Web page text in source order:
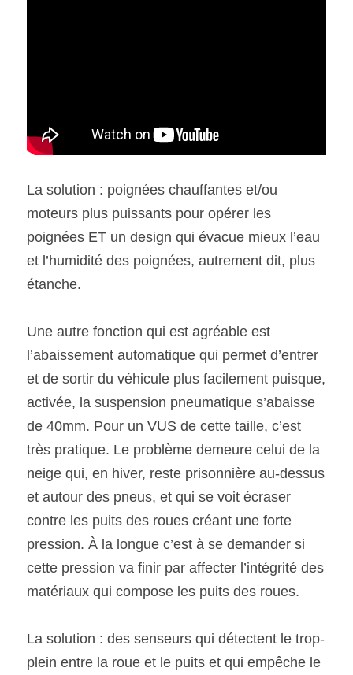
La solution : poignées chauffantes et/ou
moteurs plus puissants pour opérer les
poignées ET un design qui évacue mieux l’eau
et l’humidité des poignées, autrement dit, plus
étanche.
Une autre fonction qui est agréable est
l’abaissement automatique qui permet d’entrer
et de sortir du véhicule plus facilement puisque,
activée, la suspension pneumatique s’abaisse
de 40mm. Pour un VUS de cette taille, c’est
très pratique. Le problème demeure celui de la
neige qui, en hiver, reste prisonnière au-dessus
et autour des pneus, et qui se voit écraser
contre les puits des roues créant une forte
pression. À la longue c’est à se demander si
cette pression va finir par affecter l’intégrité des
matériaux qui compose les puits des roues.
La solution : des senseurs qui détectent le trop-
plein entre la roue et le puits et qui empêche le